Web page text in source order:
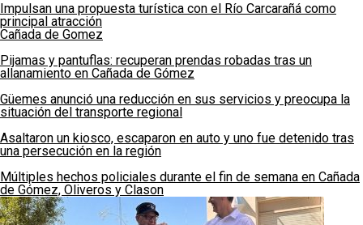
Impulsan una propuesta turística con el Río Carcarañá como
principal atracción
Cañada de Gomez
Pijamas y pantuflas: recuperan prendas robadas tras un
allanamiento en Cañada de Gómez
Güemes anunció una reducción en sus servicios y preocupa la
situación del transporte regional
Asaltaron un kiosco, escaparon en auto y uno fue detenido tras
una persecución en la región
Múltiples hechos policiales durante el fin de semana en Cañada
de Gómez, Oliveros y Clason